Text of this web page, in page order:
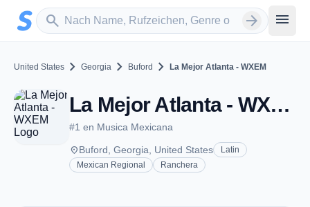
Zum Hauptinhalt springen
search
Sender suchen arrow_forward menu
United States chevron_right Georgia chevron_right Buford chevron_right La Mejor Atlanta - WXEM
La Mejor Atlanta - WXEM - AM 1460 - Buford, GA
#1 en Musica Mexicana
placeBuford, Georgia, United States
Latin
Mexican Regional
Ranchera